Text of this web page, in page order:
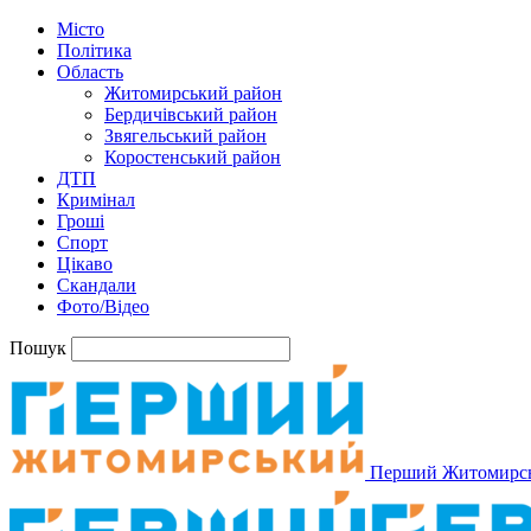
Місто
Політика
Область
Житомирський район
Бердичівський район
Звягельський район
Коростенський район
ДТП
Кримінал
Гроші
Спорт
Цікаво
Скандали
Фото/Відео
Пошук
Перший